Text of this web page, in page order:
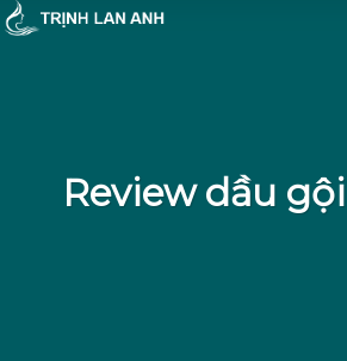
Review dầu